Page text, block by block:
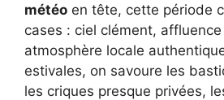
météo en tête, cette période
cases : ciel clément,
atmosphère locale
estivales, on savoure les
les criques presque privées,